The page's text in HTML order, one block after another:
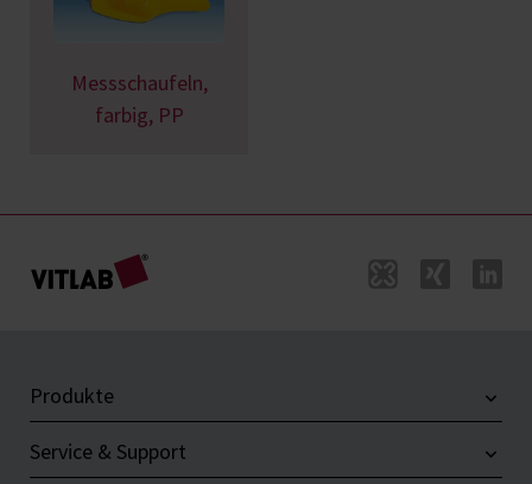
Messschaufeln,
farbig, PP
Produkte
Service & Support